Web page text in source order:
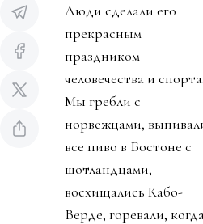
Люди сделали его
прекрасным
праздником
человечества и спорта.
Мы гребли с
норвежцами,
все пиво в Бостоне с
шотландцами,
восхищались Кабо-
Верде, горевали,